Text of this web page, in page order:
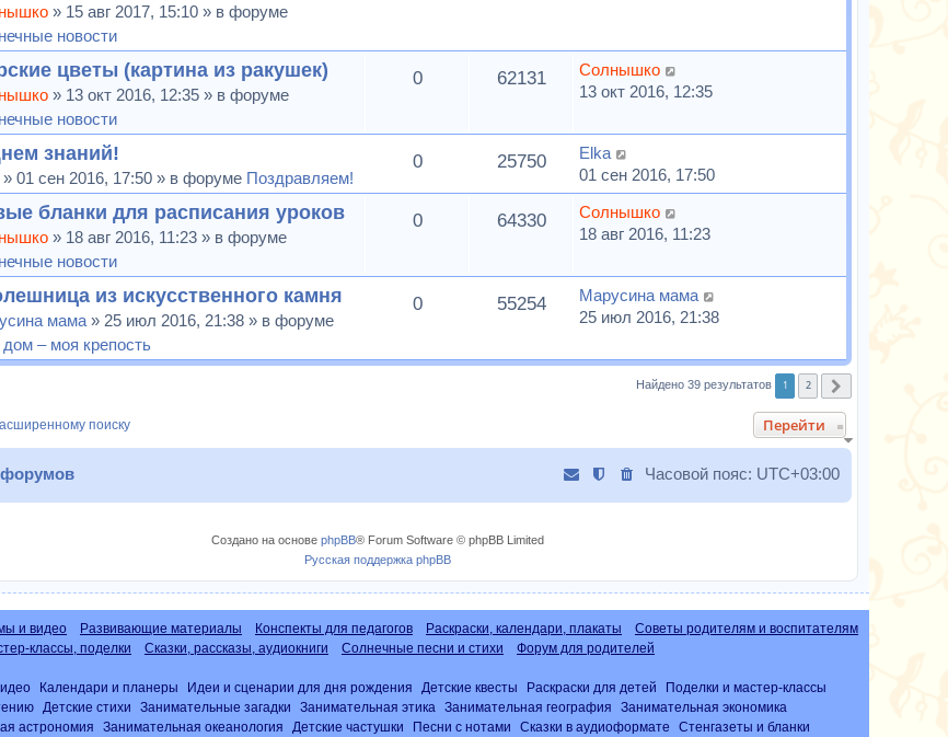
» 15 авг 2017, 15:10 » в форуме
новости
цветы (картина из ракушек)
» 13 окт 2016, 12:35 » в форуме
новости
0 62131
Солнышко
13 окт 2016, 12:35
знаний!
01 сен 2016, 17:50 » в форуме Поздравляем!
0 25750
Elka
01 сен 2016, 17:50
бланки для расписания уроков
» 18 авг 2016, 11:23 » в форуме
новости
0 64330
Солнышко
18 авг 2016, 11:23
из искусственного камня
мама» 25 июл 2016, 21:38 » в форуме
– моя крепость
0 55254
Марусина мама
25 июл 2016, 21:38
Найдено 39 результатов 1 2
поиску Перейти
Часовой пояс: UTC+03:00
Создано на основеphpBB® Forum Software © phpBB Limited
Русская поддержка phpBB
и видео Развивающие материалы Конспекты для педагогов Раскраски, календари, плакаты
Советы родителям и воспитателям
классы, поделки Сказки, рассказы, аудиокниги Солнечные песни и стихи Форум для родителей
Календари и планеры Идеи и сценарии для дня рождения Детские квесты Раскраски для детей
Поделки и мастер-классы
Детские стихи Занимательные загадки Занимательная этика Занимательная география
Занимательная экономика
астрономия Занимательная океанология Детские частушки Песни с нотами Сказки в аудиоформате Стенгазеты и бланки